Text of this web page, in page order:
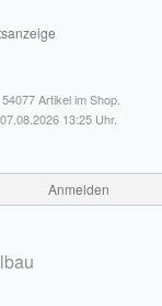
Artikel im Shop.
13:25 Uhr.
Anmelden